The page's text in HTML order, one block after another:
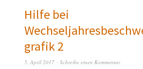
Hilfe bei
grafik 2
5. April 2017 Schreibe einen Kommentar